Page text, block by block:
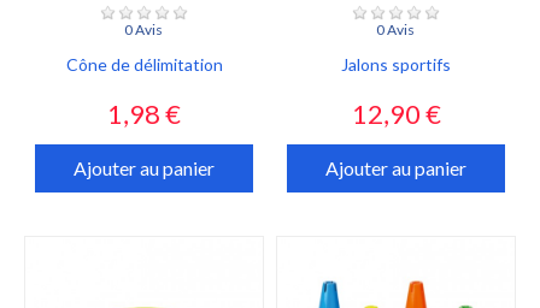
0 Avis
Cône de délimitation
Prix
1,98 €
Ajouter au panier
0 Avis
Jalons sportifs
Prix
12,90 €
Ajouter au panier